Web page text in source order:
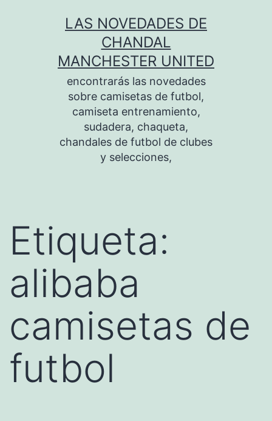
LAS NOVEDADES DE
CHANDAL
MANCHESTER UNITED
encontrarás las novedades
sobre camisetas de futbol,
camiseta entrenamiento,
sudadera, chaqueta,
chandales de futbol de clubes
y selecciones,
Etiqueta:
alibaba
camisetas de
futbol